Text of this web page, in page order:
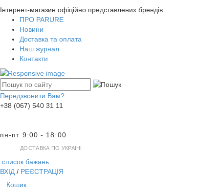
Інтернет-магазин офіційно представлених брендів
ПРО PARURE
Новини
Доставка та оплата
Наш журнал
Контакти
Передзвонити Вам?
+38 (067) 540 31 11
пн-пт 9:00 - 18:00
ДОСТАВКА ПО УКРАЇНІ
список бажань
ВХІД / РЕЄСТРАЦІЯ
Кошик